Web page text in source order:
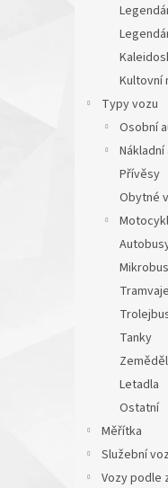
Kultovní
Typy vozu
Osobní
Přívěsy
Obytné
Tramvaje
Tanky
Letadla
Ostatní
Měřítka
Služební
Vozy podle